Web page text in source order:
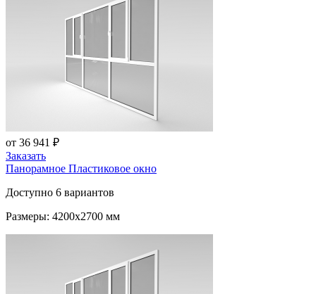
от 36 941 ₽
Заказать
Панорамное Пластиковое окно
Доступно 6 вариантов
Размеры: 4200x2700 мм